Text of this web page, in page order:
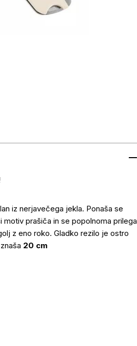
iz nerjavečega jekla. Ponaša se
motiv prašiča in se popolnoma prilega
z eno roko. Gladko rezilo je ostro
20 cm